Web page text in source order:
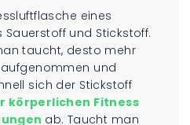
eines
und Stickstoff.
taucht, desto mehr
und
sich der Stickstoff
körperlichen Fitness
ab. Taucht man